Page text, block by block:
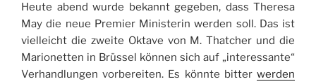
Heute abend wurde bekannt gegeben, dass Theresa
May die neue Premier Ministerin werden soll. Das ist
vielleicht die zweite Oktave von M. Thatcher und die
Marionetten in Brüssel können sich auf „interessante“
Verhandlungen vorbereiten. Es könnte bitter werden